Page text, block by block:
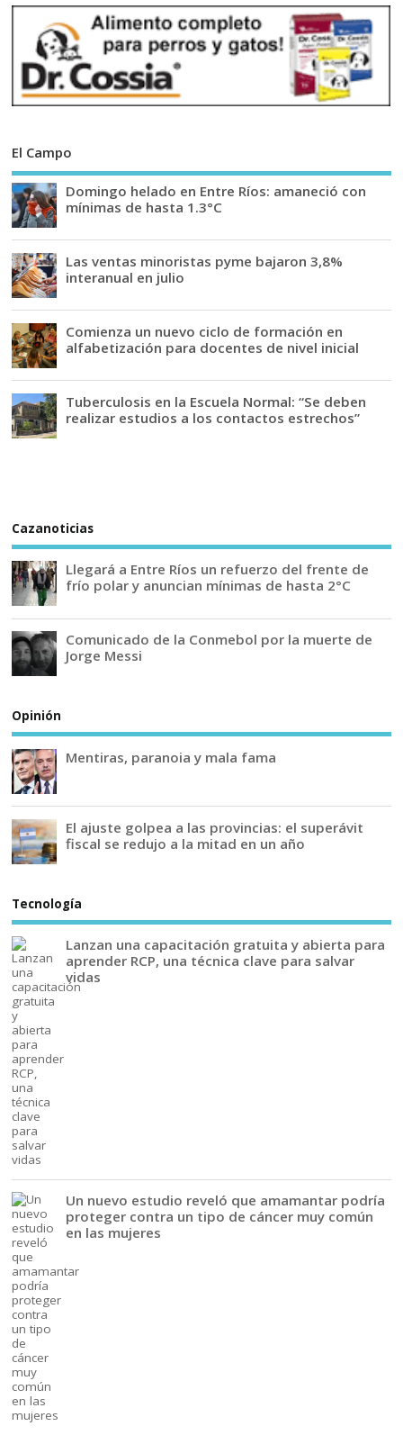
El Campo
Domingo helado en Entre Ríos: amaneció con
mínimas de hasta 1.3°C
Las ventas minoristas pyme bajaron 3,8%
interanual en julio
Comienza un nuevo ciclo de formación en
alfabetización para docentes de nivel inicial
Tuberculosis en la Escuela Normal: “Se deben
realizar estudios a los contactos estrechos”
Cazanoticias
Llegará a Entre Ríos un refuerzo del frente de
frío polar y anuncian mínimas de hasta 2°C
Comunicado de la Conmebol por la muerte de
Jorge Messi
Opinión
Mentiras, paranoia y mala fama
El ajuste golpea a las provincias: el superávit
fiscal se redujo a la mitad en un año
Tecnología
Lanzan una capacitación gratuita y abierta para
aprender RCP, una técnica clave para salvar
vidas
Un nuevo estudio reveló que amamantar podría
proteger contra un tipo de cáncer muy común
en las mujeres